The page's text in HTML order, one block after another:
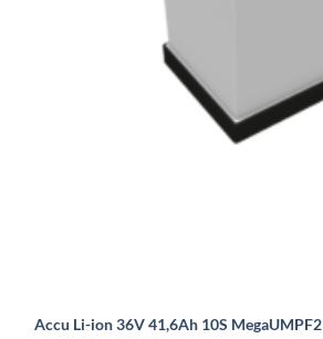
Accu Li-ion 36V 41,6Ah 10S MegaUMPF2